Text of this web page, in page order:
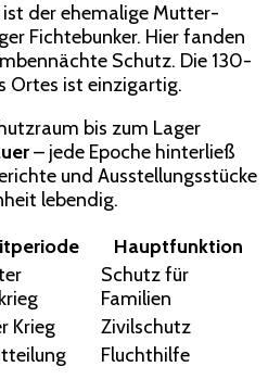
der ehemalige Mutter-
Fichtebunker. Hier fanden
Schutz. Die 130-
Ortes ist einzigartig.
bis zum Lager
– jede Epoche hinterließ
und Ausstellungsstücke
lebendig.
Hauptfunktion
Schutz für
Familien
Krieg
Zivilschutz
Fluchthilfe